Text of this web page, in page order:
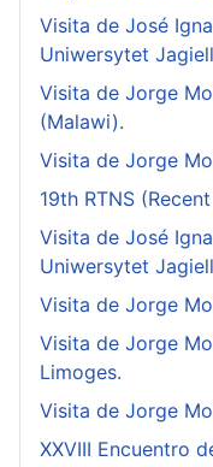
Visita de José
Uniwersytet
Visita de Jorge
(Malawi).
Visita de Jorge
19th RTNS
Visita de José
Uniwersytet
Visita de Jorge
Visita de Jorge
Limoges.
Visita de Jorge
XXVIII Encuentro